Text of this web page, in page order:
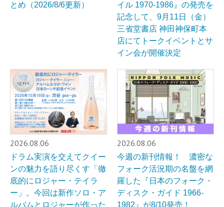
とめ（2026/8/6更新）
イル 1970-1986』の発売を
記念して、9月11日（金）
三省堂書店 神田神保町本
店にてトークイベントとサ
イン会が開催決定
2026.08.06
ドラム実演を交えてクイー
ンの魅力を語り尽くす「徹
底的にロジャー・テイラ
ー」。今回は新作ソロ・ア
ルバムとロジャーが作った
2026.08.06
今週の新刊情報！ 濃密な
フォーク活況期の名盤を網
羅した『日本のフォーク・
ディスク・ガイド 1966-
1982』が8/10発売！